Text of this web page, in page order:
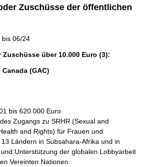
Zuschüsse der öffentlichen
bis 06/24
über 10.000 Euro (3):
(GAC)
bis 620.000 Euro
Zugangs zu SRHR (Sexual and
and Rights) für Frauen und
Ländern in Subsahara-Afrika und in
Unterstützung der globalen Lobbyarbeit
Vereinten Nationen.